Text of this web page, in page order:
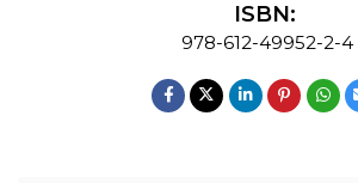
ISBN:
978-612-49952-2-4